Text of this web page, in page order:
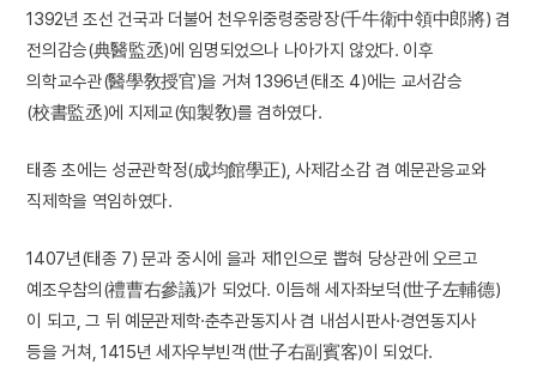
1392년 조선 건국과 더불어 천우위중령중랑장(千牛衛中領中郎將) 겸
전의감승(典醫監丞)에 임명되었으나 나아가지 않았다. 이후
의학교수관(醫學敎授官)을 거쳐 1396년(태조 4)에는 교서감승
(校書監丞)에 지제교(知製敎)를 겸하였다.
태종 초에는 성균관학정(成均館學正), 사제감소감 겸 예문관응교와
직제학을 역임하였다.
1407년(태종 7) 문과 중시에 을과 제1인으로 뽑혀 당상관에 오르고
예조우참의(禮曹右參議)가 되었다. 이듬해 세자좌보덕(世子左輔德)
이 되고, 그 뒤 예문관제학·춘추관동지사 겸 내섬시판사·경연동지사
등을 거쳐, 1415년 세자우부빈객(世子右副賓客)이 되었다.